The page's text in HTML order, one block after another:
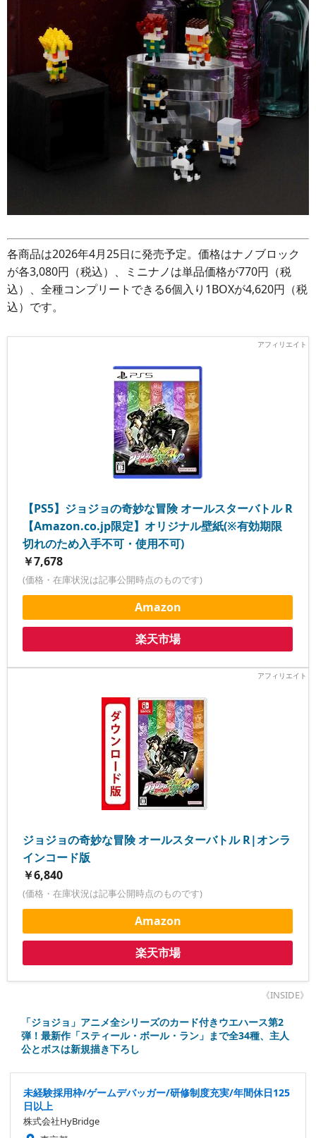
各商品は2026年4月25日に発売予定。価格はナノブロック
が各3,080円（税込）、ミニナノは単品価格が770円（税
込）、全種コンプリートできる6個入り1BOXが4,620円（税
込）です。
【PS5】ジョジョの奇妙な冒険 オールスターバトル R
【Amazon.co.jp限定】オリジナル壁紙(※有効期限
切れのため入手不可・使用不可)
￥7,678
(価格・在庫状況は記事公開時点のものです)
Amazon
楽天市場
ジョジョの奇妙な冒険 オールスターバトル R|オンラ
インコード版
￥6,840
(価格・在庫状況は記事公開時点のものです)
Amazon
楽天市場
《INSIDE》
「ジョジョ」アニメ全シリーズのカード付きウエハース第2
弾！最新作「スティール・ボール・ラン」まで全34種、主人
公とボスは新規描き下ろし
未経験採用枠/ゲームデバッガー/研修制度充実/年間休日125
日以上
株式会社HyBridge